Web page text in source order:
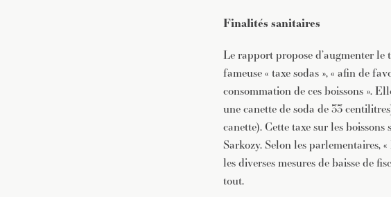
Finalités sanitaires
Le rapport propose d’augmenter le
fameuse « taxe sodas », « afin de
consommation de ces boissons ».
une canette de soda de 33
canette). Cette taxe sur les
Sarkozy. Selon les parlementaires,
les diverses mesures de baisse de
tout.